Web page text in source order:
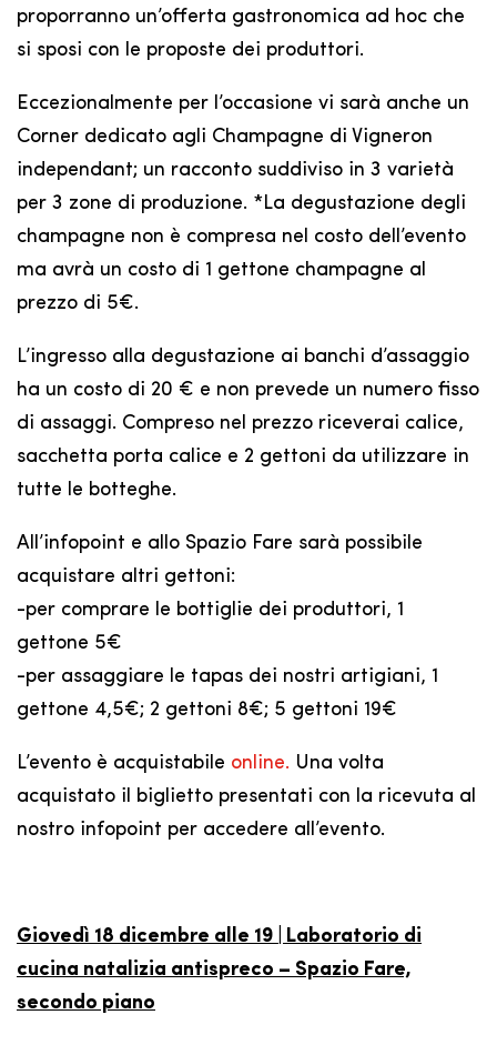
proporranno un’offerta gastronomica ad hoc che
si sposi con le proposte dei produttori.
Eccezionalmente per l’occasione vi sarà anche un
Corner dedicato agli Champagne di Vigneron
independant; un racconto suddiviso in 3 varietà
per 3 zone di produzione. *La degustazione degli
champagne non è compresa nel costo dell’evento
ma avrà un costo di 1 gettone champagne al
prezzo di 5€.
L’ingresso alla degustazione ai banchi d’assaggio
ha un costo di 20 € e non prevede un numero fisso
di assaggi. Compreso nel prezzo riceverai calice,
sacchetta porta calice e 2 gettoni da utilizzare in
tutte le botteghe.
All’infopoint e allo Spazio Fare sarà possibile
acquistare altri gettoni:
-per comprare le bottiglie dei produttori, 1
gettone 5€
-per assaggiare le tapas dei nostri artigiani, 1
gettone 4,5€; 2 gettoni 8€; 5 gettoni 19€
L’evento è acquistabile online. Una volta
acquistato il biglietto presentati con la ricevuta al
nostro infopoint per accedere all’evento.
Giovedì 18 dicembre alle 19 | Laboratorio di
cucina natalizia antispreco – Spazio Fare,
secondo piano